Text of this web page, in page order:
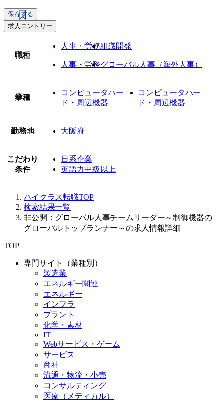
保存する
求人エントリー
職種
人事・労務組織開発
人事・労務グローバル人事（海外人事）
業種
コンピュータハー
ド・周辺機器
コンピュータハー
ド・周辺機器
勤務地 大阪府
こだわり
条件
日系企業
英語力中級以上
ハイクラス転職TOP
検索結果一覧
非公開：グローバル人事チームリーダー～制御機器の
グローバルトップランナー～の求人情報詳細
TOP
専門サイト（業種別）
製造業
エネルギー関連
エネルギー
インフラ
プラント
化学・素材
IT
Webサービス・ゲーム
サービス
商社
流通・物流・小売
コンサルティング
医療（メディカル）